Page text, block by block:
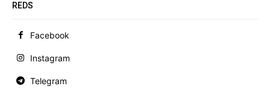
REDS
Facebook
Instagram
Telegram